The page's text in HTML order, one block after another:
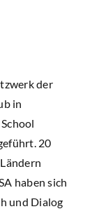
der
in
20
haben sich
und Dialog